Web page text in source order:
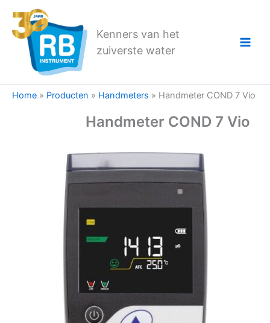
naar
Kenners van het
zuiverste water
Home » Producten » Handmeters » Handmeter COND 7 Vio
Handmeter COND 7 Vio